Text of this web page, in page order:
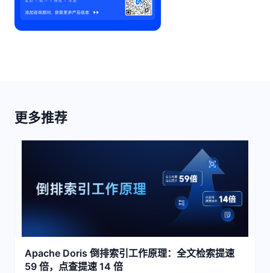
更多推荐
Apache Doris 倒排索引工作原理：全文检索提速
59 倍，点查提速 14 倍